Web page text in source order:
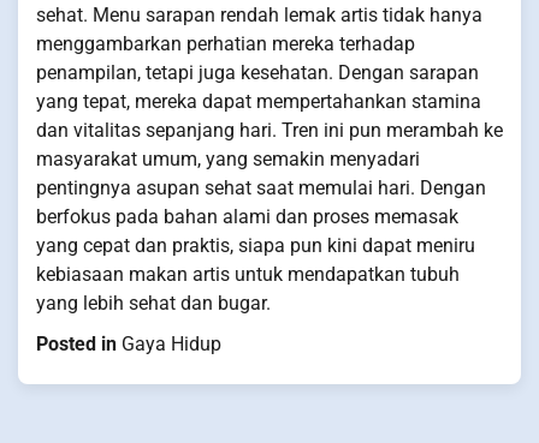
sehat. Menu sarapan rendah lemak artis tidak hanya
menggambarkan perhatian mereka terhadap
penampilan, tetapi juga kesehatan. Dengan sarapan
yang tepat, mereka dapat mempertahankan stamina
dan vitalitas sepanjang hari. Tren ini pun merambah ke
masyarakat umum, yang semakin menyadari
pentingnya asupan sehat saat memulai hari. Dengan
berfokus pada bahan alami dan proses memasak
yang cepat dan praktis, siapa pun kini dapat meniru
kebiasaan makan artis untuk mendapatkan tubuh
yang lebih sehat dan bugar.
Posted in Gaya Hidup